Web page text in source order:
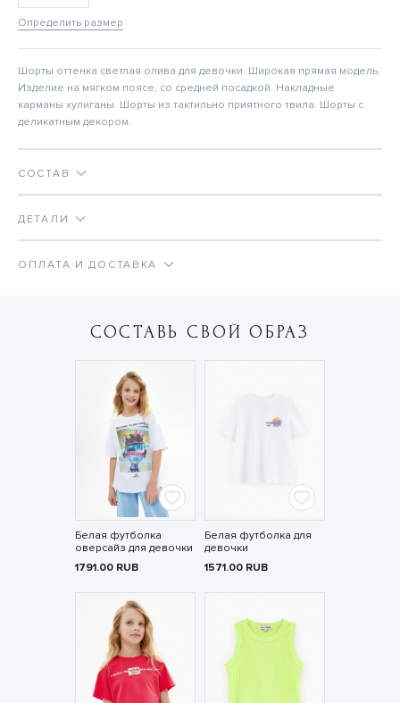
Определить размер
Шорты оттенка светлая олива для девочки. Широкая прямая модель.
Изделие на мягком поясе, со средней посадкой. Накладные
карманы хулиганы. Шорты из тактильно приятного твила. Шорты с
деликатным декором.
СОСТАВ
ДЕТАЛИ
ОПЛАТА И ДОСТАВКА
СОСТАВЬ СВОЙ ОБРАЗ
Белая футболка
оверсайз для девочки
1791.00 RUB
Белая футболка для
девочки
1571.00 RUB